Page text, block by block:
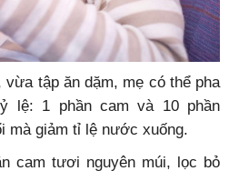
tập ăn dặm, mẹ có thể pha
lệ: 1 phần cam và 10 phần
mà giảm tỉ lệ nước xuống.
cam tươi nguyên múi, lọc bỏ